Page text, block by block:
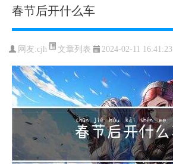
春节后开什么车
网友:cjh 文章列表 2024-02-11 16:41:23